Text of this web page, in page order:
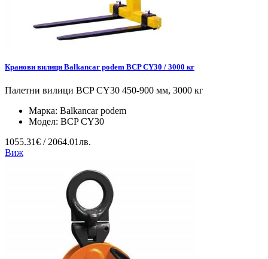
Кранови вилици Balkancar podem BCP CY30 / 3000 кг
Палетни вилици BCP CY30 450-900 мм, 3000 кг
Марка: Balkancar podem
Модел: BCP CY30
1055.31€ / 2064.01лв.
Виж